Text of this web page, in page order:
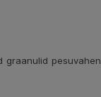
graanulid